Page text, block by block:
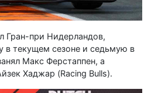
Гран-при Нидерландов,
в текущем сезоне и седьмую в
Макс Ферстаппен, а
Хаджар (Racing Bulls).